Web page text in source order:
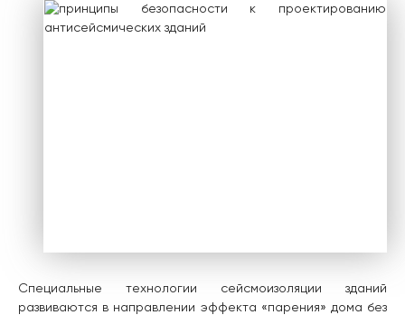
Специальные технологии сейсмоизоляции зданий
развиваются в направлении эффекта «парения» дома без